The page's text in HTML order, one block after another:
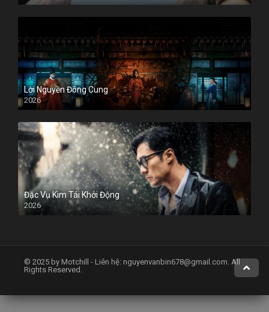
Lời Nguyền Đông Cung
2026
Đặc Vụ Kim Tái Khởi Động
2026
© 2025 by Motchill - Liên hệ: nguyenvanbin678@gmail.com. All
Rights Reserved.